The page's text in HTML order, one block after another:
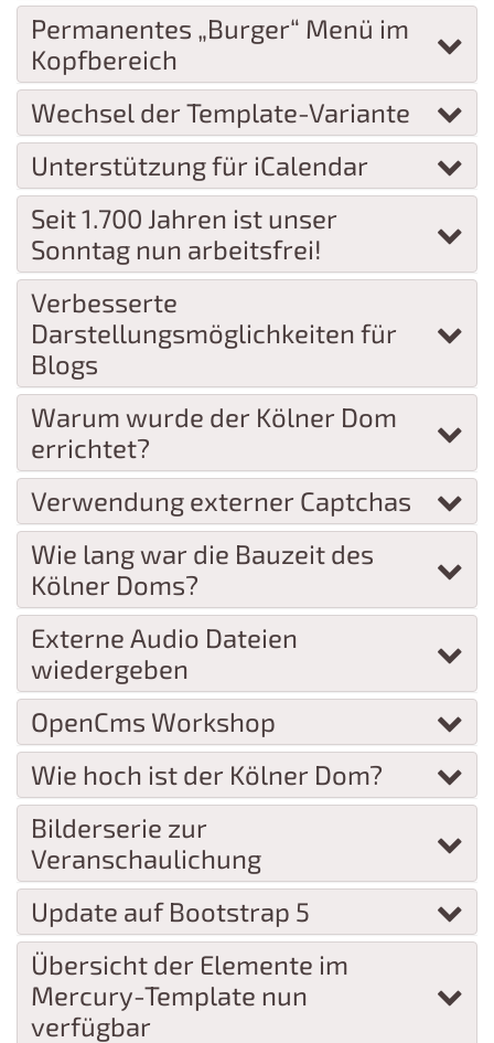
Permanentes „Burger“ Menü im
Kopfbereich
Wechsel der Template-Variante
Unterstützung für iCalendar
Seit 1.700 Jahren ist unser
Sonntag nun arbeitsfrei!
Verbesserte
Darstellungsmöglichkeiten für
Blogs
Warum wurde der Kölner Dom
errichtet?
Verwendung externer Captchas
Wie lang war die Bauzeit des
Kölner Doms?
Externe Audio Dateien
wiedergeben
OpenCms Workshop
Wie hoch ist der Kölner Dom?
Bilderserie zur
Veranschaulichung
Update auf Bootstrap 5
Übersicht der Elemente im
Mercury-Template nun
verfügbar